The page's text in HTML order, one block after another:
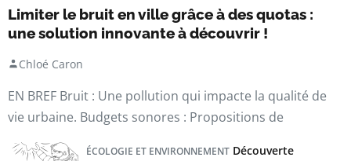
Limiter le bruit en ville grâce à des quotas :
une solution innovante à découvrir !
Chloé Caron
EN BREF Bruit : Une pollution qui impacte la qualité de
vie urbaine. Budgets sonores : Propositions de
ÉCOLOGIE ET ENVIRONNEMENT Découverte